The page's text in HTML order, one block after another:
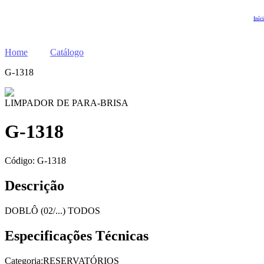
Home
Catálogo
G-1318
LIMPADOR DE PARA-BRISA
G-1318
Código: G-1318
Descrição
DOBLÔ (02/...) TODOS
Especificações Técnicas
Categoria:RESERVATÓRIOS